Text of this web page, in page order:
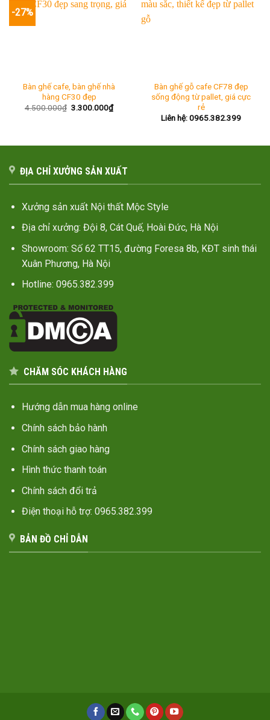
-27%
Bàn ghế cafe, bàn ghế nhà
hàng CF30 đẹp
4.500.000₫ Giá
3.300.000₫Giá
hiện
Bàn ghế gỗ cafe CF78 đẹp
sống động từ pallet, giá cực
rẻ
Liên hệ: 0965.382.399
ĐỊA CHỈ XƯỞNG SẢN XUẤT
Xưởng sản xuất Nội thất Mộc Style
Địa chỉ xưởng: Đội 8, Cát Quế, Hoài Đức, Hà Nội
Showroom: Số 62 TT15, đường Foresa 8b, KĐT sinh thái
Xuân Phương, Hà Nội
Hotline: 0965.382.399
CHĂM SÓC KHÁCH HÀNG
Hướng dẫn mua hàng online
Chính sách bảo hành
Chính sách giao hàng
Hình thức thanh toán
Chính sách đổi trả
Điện thoại hỗ trợ: 0965.382.399
BẢN ĐỒ CHỈ DẪN